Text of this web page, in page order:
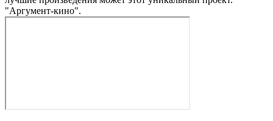
"Аргумент-кино".